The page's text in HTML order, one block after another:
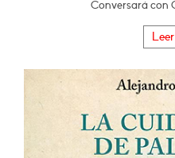
Conversará con